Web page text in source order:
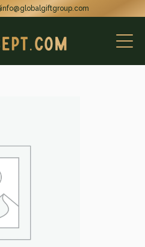
info@globalgiftgroup.com